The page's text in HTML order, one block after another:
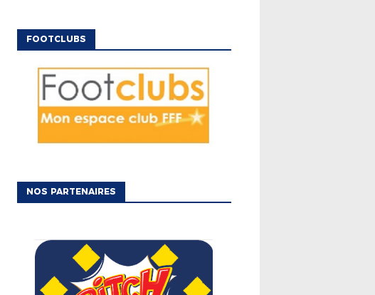
FOOTCLUBS
NOS PARTENAIRES